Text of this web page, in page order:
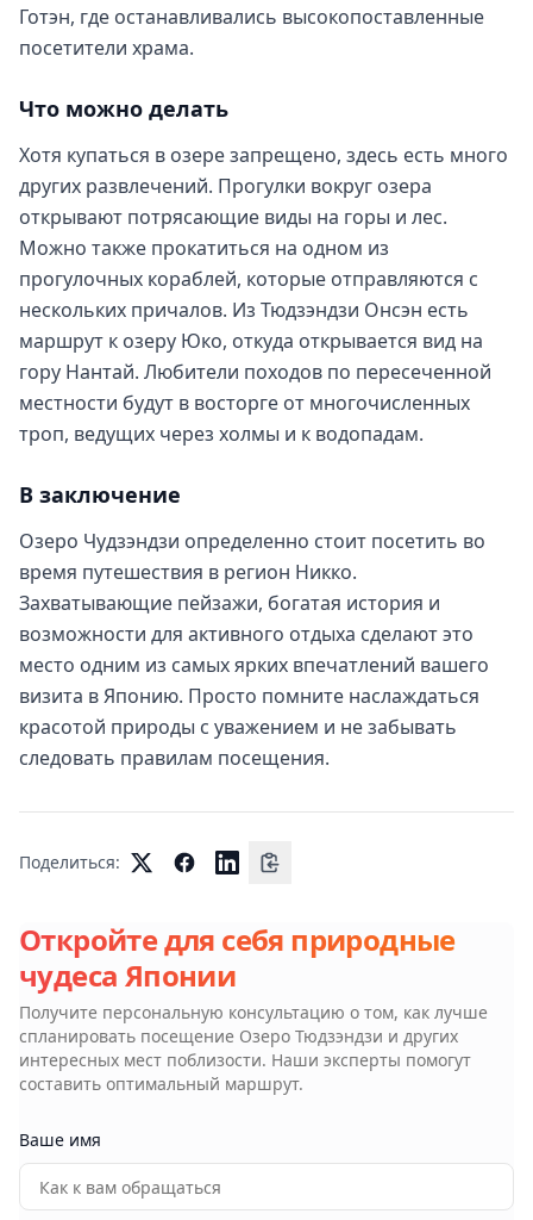
Готэн, где останавливались высокопоставленные
посетители храма.
Что можно делать
Хотя купаться в озере запрещено, здесь есть много
других развлечений. Прогулки вокруг озера
открывают потрясающие виды на горы и лес.
Можно также прокатиться на одном из
прогулочных кораблей, которые отправляются с
нескольких причалов. Из Тюдзэндзи Онсэн есть
маршрут к озеру Юко, откуда открывается вид на
гору Нантай. Любители походов по пересеченной
местности будут в восторге от многочисленных
троп, ведущих через холмы и к водопадам.
В заключение
Озеро Чудзэндзи определенно стоит посетить во
время путешествия в регион Никко.
Захватывающие пейзажи, богатая история и
возможности для активного отдыха сделают это
место одним из самых ярких впечатлений вашего
визита в Японию. Просто помните наслаждаться
красотой природы с уважением и не забывать
следовать правилам посещения.
Поделиться:
Откройте для себя природные
чудеса Японии
Получите персональную консультацию о том, как лучше
спланировать посещение Озеро Тюдзэндзи и других
интересных мест поблизости. Наши эксперты помогут
составить оптимальный маршрут.
Ваше имя